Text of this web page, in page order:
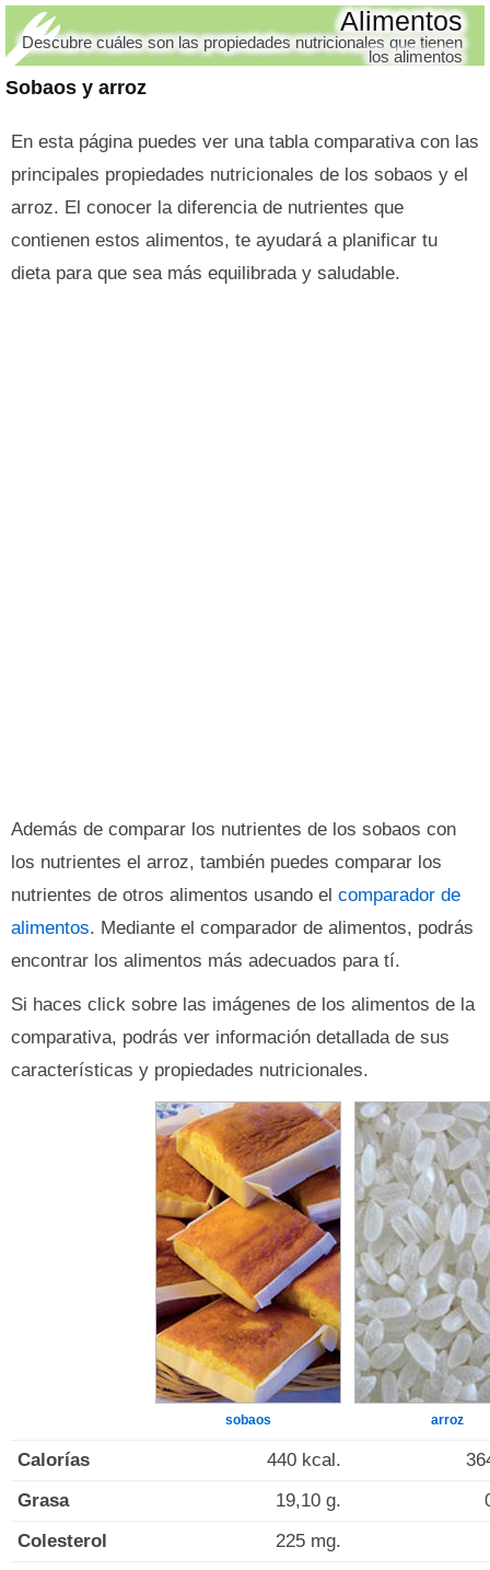
Sobaos y arroz
Alimentos
Descubre cuáles son las propiedades nutricionales que tienen
los alimentos
En esta página puedes ver una tabla comparativa con las
principales propiedades nutricionales de los sobaos y el
arroz. El conocer la diferencia de nutrientes que
contienen estos alimentos, te ayudará a planificar tu
dieta para que sea más equilibrada y saludable.
Además de comparar los nutrientes de los sobaos con
los nutrientes el arroz, también puedes comparar los
nutrientes de otros alimentos usando el comparador de
alimentos. Mediante el comparador de alimentos, podrás
encontrar los alimentos más adecuados para tí.
Si haces click sobre las imágenes de los alimentos de la
comparativa, podrás ver información detallada de sus
características y propiedades nutricionales.
sobaos arroz
Calorías 440 kcal.
Grasa
19,10 g.
Colesterol
225 mg.